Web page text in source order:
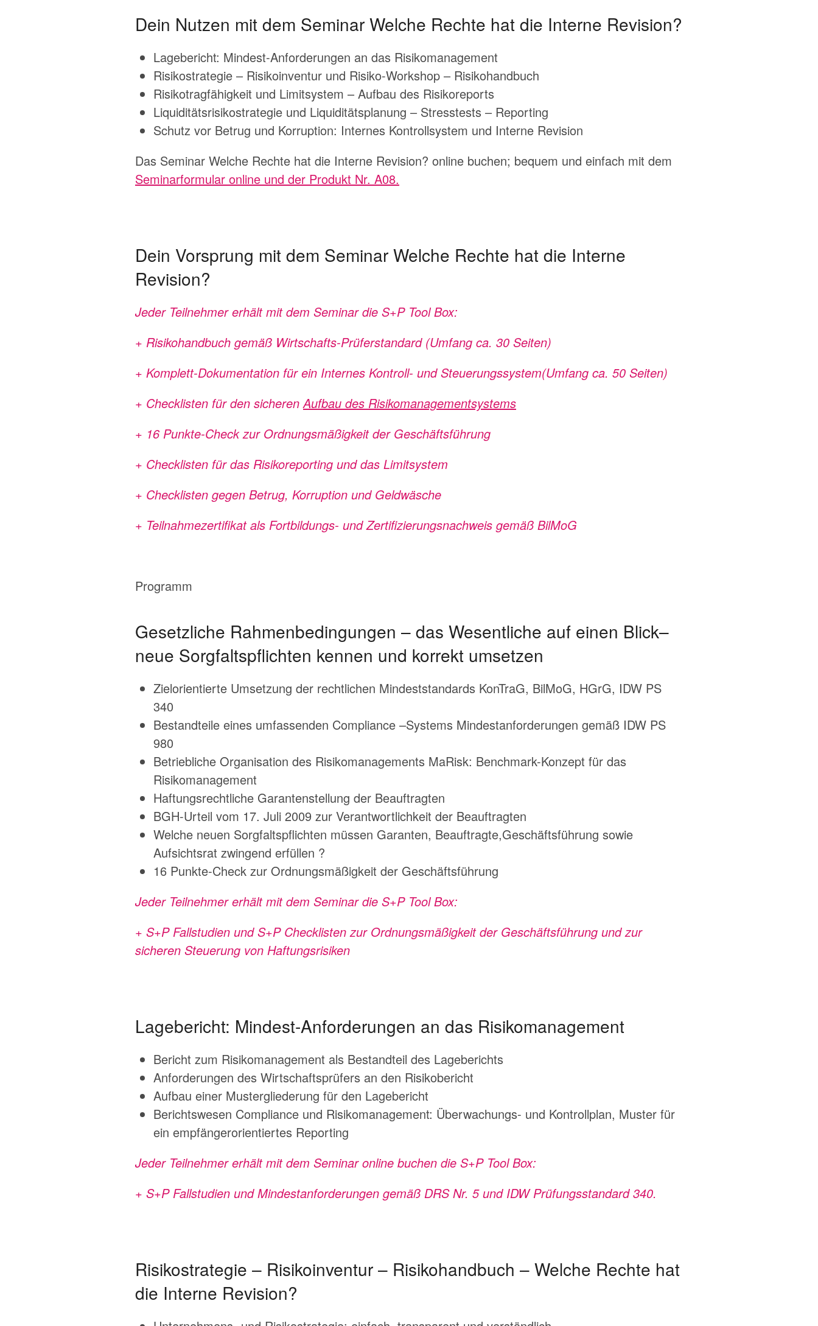
Dein Nutzen mit dem Seminar Welche Rechte hat die Interne Revision?
Lagebericht: Mindest-Anforderungen an das Risikomanagement
Risikostrategie – Risikoinventur und Risiko-Workshop – Risikohandbuch
Risikotragfähigkeit und Limitsystem – Aufbau des Risikoreports
Liquiditätsrisikostrategie und Liquiditätsplanung – Stresstests – Reporting
Schutz vor Betrug und Korruption: Internes Kontrollsystem und Interne Revision
Das Seminar Welche Rechte hat die Interne Revision? online buchen; bequem und einfach mit dem
Seminarformular online und der Produkt Nr. A08.
Dein Vorsprung mit dem Seminar Welche Rechte hat die Interne
Revision?
Jeder Teilnehmer erhält mit dem Seminar die S+P Tool Box:
+ Risikohandbuch gemäß Wirtschafts-Prüferstandard (Umfang ca. 30 Seiten)
+ Komplett-Dokumentation für ein Internes Kontroll- und Steuerungssystem(Umfang ca. 50 Seiten)
+ Checklisten für den sicheren Aufbau des Risikomanagementsystems
+ 16 Punkte-Check zur Ordnungsmäßigkeit der Geschäftsführung
+ Checklisten für das Risikoreporting und das Limitsystem
+ Checklisten gegen Betrug, Korruption und Geldwäsche
+ Teilnahmezertifikat als Fortbildungs- und Zertifizierungsnachweis gemäß BilMoG
Programm
Gesetzliche Rahmenbedingungen – das Wesentliche auf einen Blick–
neue Sorgfaltspflichten kennen und korrekt umsetzen
Zielorientierte Umsetzung der rechtlichen Mindeststandards KonTraG, BilMoG, HGrG, IDW PS
340
Bestandteile eines umfassenden Compliance –Systems Mindestanforderungen gemäß IDW PS
980
Betriebliche Organisation des Risikomanagements MaRisk: Benchmark-Konzept für das
Risikomanagement
Haftungsrechtliche Garantenstellung der Beauftragten
BGH-Urteil vom 17. Juli 2009 zur Verantwortlichkeit der Beauftragten
Welche neuen Sorgfaltspflichten müssen Garanten, Beauftragte,Geschäftsführung sowie
Aufsichtsrat zwingend erfüllen ?
16 Punkte-Check zur Ordnungsmäßigkeit der Geschäftsführung
Jeder Teilnehmer erhält mit dem Seminar die S+P Tool Box:
+ S+P Fallstudien und S+P Checklisten zur Ordnungsmäßigkeit der Geschäftsführung und zur
sicheren Steuerung von Haftungsrisiken
Lagebericht: Mindest-Anforderungen an das Risikomanagement
Bericht zum Risikomanagement als Bestandteil des Lageberichts
Anforderungen des Wirtschaftsprüfers an den Risikobericht
Aufbau einer Mustergliederung für den Lagebericht
Berichtswesen Compliance und Risikomanagement: Überwachungs- und Kontrollplan, Muster für
ein empfängerorientiertes Reporting
Jeder Teilnehmer erhält mit dem Seminar online buchen die S+P Tool Box:
+ S+P Fallstudien und Mindestanforderungen gemäß DRS Nr. 5 und IDW Prüfungsstandard 340.
Risikostrategie – Risikoinventur – Risikohandbuch – Welche Rechte hat
die Interne Revision?